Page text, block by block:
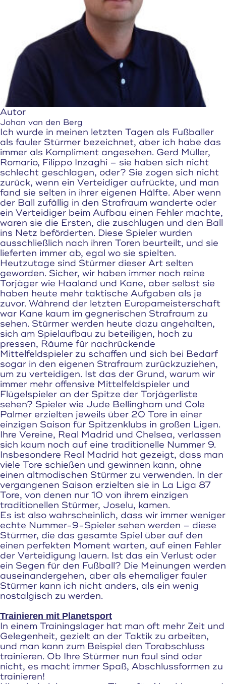
Autor
Johan van den Berg
Ich wurde in meinen letzten Tagen als Fußballer
als fauler Stürmer bezeichnet, aber ich habe das
immer als Kompliment angesehen. Gerd Müller,
Romario, Filippo Inzaghi – sie haben sich nicht
schlecht geschlagen, oder? Sie zogen sich nicht
zurück, wenn ein Verteidiger aufrückte, und man
fand sie selten in ihrer eigenen Hälfte. Aber wenn
der Ball zufällig in den Strafraum wanderte oder
ein Verteidiger beim Aufbau einen Fehler machte,
waren sie die Ersten, die zuschlugen und den Ball
ins Netz beförderten. Diese Spieler wurden
ausschließlich nach ihren Toren beurteilt, und sie
lieferten immer ab, egal wo sie spielten.
Heutzutage sind Stürmer dieser Art selten
geworden. Sicher, wir haben immer noch reine
Torjäger wie Haaland und Kane, aber selbst sie
haben heute mehr taktische Aufgaben als je
zuvor. Während der letzten Europameisterschaft
war Kane kaum im gegnerischen Strafraum zu
sehen. Stürmer werden heute dazu angehalten,
sich am Spielaufbau zu beteiligen, hoch zu
pressen, Räume für nachrückende
Mittelfeldspieler zu schaffen und sich bei Bedarf
sogar in den eigenen Strafraum zurückzuziehen,
um zu verteidigen. Ist das der Grund, warum wir
immer mehr offensive Mittelfeldspieler und
Flügelspieler an der Spitze der Torjägerliste
sehen? Spieler wie Jude Bellingham und Cole
Palmer erzielten jeweils über 20 Tore in einer
einzigen Saison für Spitzenklubs in großen Ligen.
Ihre Vereine, Real Madrid und Chelsea, verlassen
sich kaum noch auf eine traditionelle Nummer 9.
Insbesondere Real Madrid hat gezeigt, dass man
viele Tore schießen und gewinnen kann, ohne
einen altmodischen Stürmer zu verwenden. In der
vergangenen Saison erzielten sie in La Liga 87
Tore, von denen nur 10 von ihrem einzigen
traditionellen Stürmer, Joselu, kamen.
Es ist also wahrscheinlich, dass wir immer weniger
echte Nummer-9-Spieler sehen werden – diese
Stürmer, die das gesamte Spiel über auf den
einen perfekten Moment warten, auf einen Fehler
der Verteidigung lauern. Ist das ein Verlust oder
ein Segen für den Fußball? Die Meinungen werden
auseinandergehen, aber als ehemaliger fauler
Stürmer kann ich nicht anders, als ein wenig
nostalgisch zu werden.
Trainieren mit Planetsport
In einem Trainingslager hat man oft mehr Zeit und
Gelegenheit, gezielt an der Taktik zu arbeiten,
und man kann zum Beispiel den Torabschluss
trainieren. Ob Ihre Stürmer nun faul sind oder
nicht, es macht immer Spaß, Abschlussformen zu
trainieren!